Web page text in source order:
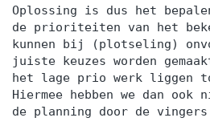
Oplossing is dus het
de prioriteiten van het
kunnen bij (plotseling)
juiste keuzes worden
het lage prio werk liggen
Hiermee hebben we dan
de planning door de